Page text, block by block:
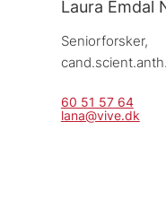
Laura Emdal
Seniorforsker,
60 51 57 64
lana@vive.dk